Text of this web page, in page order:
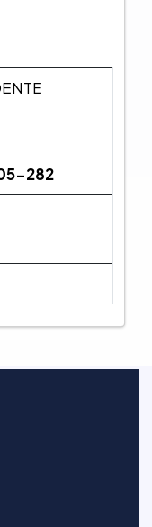
282